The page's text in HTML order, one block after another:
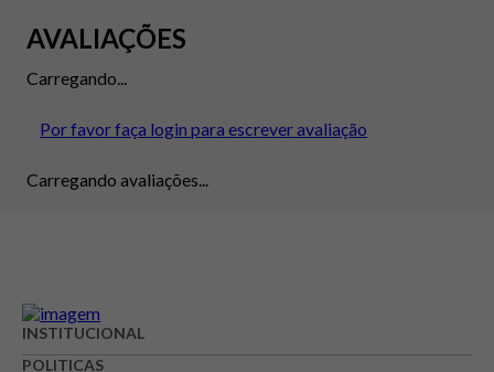
AVALIAÇÕES
Carregando...
Por favor faça login para escrever avaliação
Carregando avaliações...
INSTITUCIONAL
POLITICAS